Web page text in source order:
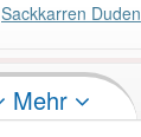
Sackkarren Duden
Mehr